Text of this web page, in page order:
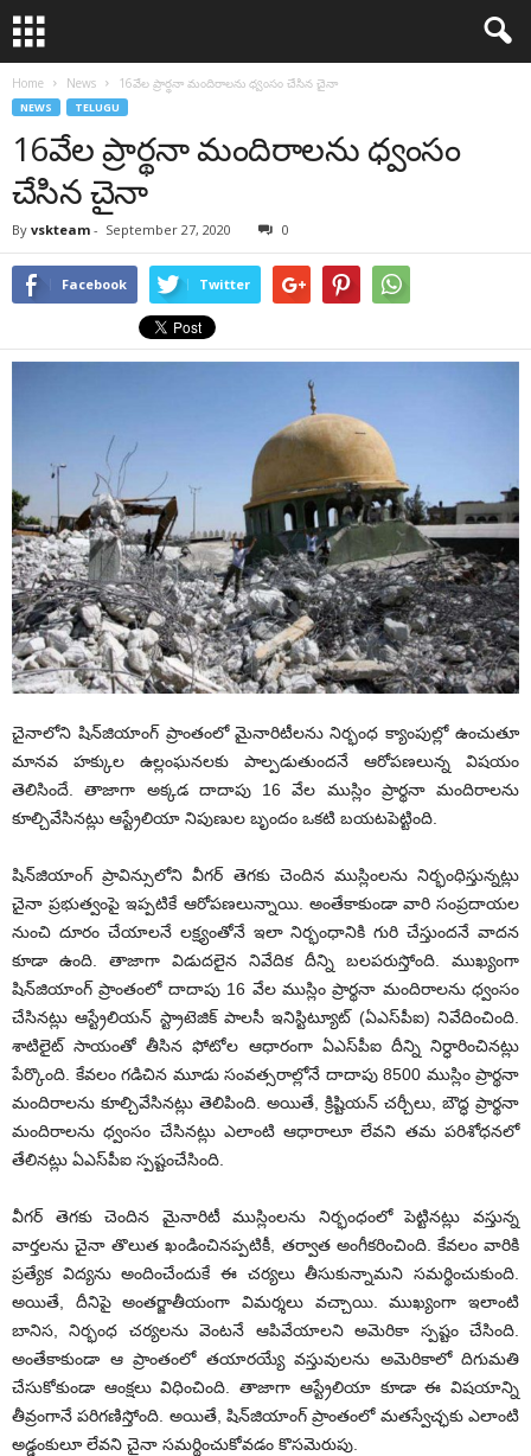
Home News 16వేల ప్రార్థనా మందిరాలను ధ్వంసం చేసిన చైనా
NEWS TELUGU
16వేల ప్రార్థనా మందిరాలను ధ్వంసం
చేసిన చైనా
By vskteam - September 27, 2020 0
Facebook Twitter
చైనాలోని షిన్‌జియాంగ్‌ ప్రాంతంలో మైనారిటీలను నిర్భంధ క్యాంపుల్లో ఉంచుతూ
మానవ హక్కుల ఉల్లంఘనలకు పాల్పడుతుందనే ఆరోపణలున్న విషయం
తెలిసిందే. తాజాగా అక్కడ దాదాపు 16 వేల ముస్లిం ప్రార్థనా మందిరాలను
కూల్చివేసినట్లు ఆస్ట్రేలియా నిపుణుల బృందం ఒకటి బయటపెట్టింది.
షిన్‌జియాంగ్‌ ప్రావిన్సులోని వీగర్‌ తెగకు చెందిన ముస్లింలను నిర్భంధిస్తున్నట్లు
చైనా ప్రభుత్వంపై ఇప్పటికే ఆరోపణలున్నాయి. అంతేకాకుండా వారి సంప్రదాయల
నుంచి దూరం చేయాలనే లక్ష్యంతోనే ఇలా నిర్భంధానికి గురి చేస్తుందనే వాదన
కూడా ఉంది. తాజాగా విడుదలైన నివేదిక దీన్ని బలపరుస్తోంది. ముఖ్యంగా
షిన్‌జియాంగ్‌ ప్రాంతంలో దాదాపు 16 వేల ముస్లిం ప్రార్థనా మందిరాలను ధ్వంసం
చేసినట్లు ఆస్ట్రేలియన్‌ స్ట్రాటెజిక్‌ పాలసీ ఇనిస్టిట్యూట్ (ఏఎస్‌పీఐ) నివేదించింది.
శాటిలైట్‌ సాయంతో తీసిన ఫోటోల ఆధారంగా ఏఎస్‌పీఐ దీన్ని నిర్ధారించినట్లు
పేర్కొంది. కేవలం గడిచిన మూడు సంవత్సరాల్లోనే దాదాపు 8500 ముస్లిం ప్రార్థనా
మందిరాలను కూల్చివేసినట్లు తెలిపింది. అయితే, క్రిష్టియన్‌ చర్చీలు, బౌద్ధ ప్రార్థనా
మందిరాలను ధ్వంసం చేసినట్లు ఎలాంటి ఆధారాలూ లేవని తమ పరిశోధనలో
తేలినట్లు ఏఎస్‌పీఐ స్పష్టంచేసింది.
వీగర్‌ తెగకు చెందిన మైనారిటీ ముస్లింలను నిర్భంధంలో పెట్టినట్లు వస్తున్న
వార్తలను చైనా తొలుత ఖండించినప్పటికీ, తర్వాత అంగీకరించింది. కేవలం వారికి
ప్రత్యేక విద్యను అందించేందుకే ఈ చర్యలు తీసుకున్నామని సమర్థించుకుంది.
అయితే, దీనిపై అంతర్జాతీయంగా విమర్శలు వచ్చాయి. ముఖ్యంగా ఇలాంటి
బానిస, నిర్భంధ చర్యలను వెంటనే ఆపివేయాలని అమెరికా స్పష్టం చేసింది.
అంతేకాకుండా ఆ ప్రాంతంలో తయారయ్యే వస్తువులను అమెరికాలో దిగుమతి
చేసుకోకుండా ఆంక్షలు విధించింది. తాజాగా ఆస్ట్రేలియా కూడా ఈ విషయాన్ని
తీవ్రంగానే పరిగణిస్తోంది. అయితే, షిన్‌జియాంగ్‌ ప్రాంతంలో మతస్వేచ్ఛకు ఎలాంటి
అడ్డంకులూ లేవని చైనా సమర్థించుకోవడం కొసమెరుపు.